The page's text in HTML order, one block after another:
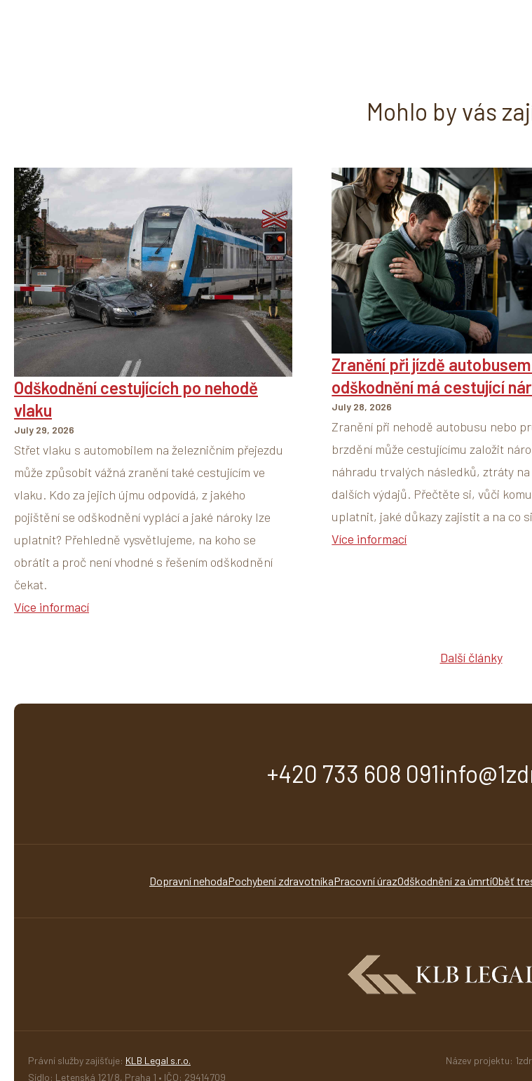
Mohlo by vás
Odškodnění cestujících po nehodě
vlaku
July 29, 2026
Střet vlaku s automobilem na železničním přejezdu
může způsobit vážná zranění také cestujícím ve
vlaku. Kdo za jejich újmu odpovídá, z jakého
pojištění se odškodnění vyplácí a jaké nároky lze
uplatnit? Přehledně vysvětlujeme, na koho se
obrátit a proč není vhodné s řešením odškodnění
čekat.
Více informací
Zranění při jízdě
odškodnění má cestující
July 28, 2026
Zranění při nehodě autobusu nebo
brzdění může cestujícímu založit
náhradu trvalých následků, ztráty
dalších výdajů. Přečtěte si, vůči
uplatnit, jaké důkazy zajistit a na co
Více informací
Další články
+420 733 608 091
Dopravní nehodaPochybení zdravotníkaPracovní úrazOdškodnění za úmrtíOběť
Právní služby zajišťuje: KLB Legal s.r.o.
Sídlo: Letenská 121/8, Praha 1 • IČO: 29414709
Název projektu: